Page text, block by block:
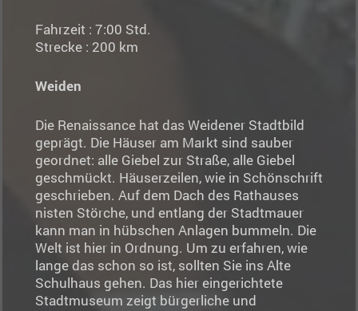
Fahrzeit : 7:00 Std.
Strecke : 200 km
Weiden
Die Renaissance hat das Weidener Stadtbild
geprägt. Die Häuser am Markt sind sauber
geordnet: alle Giebel zur Straße, alle Giebel
geschmückt. Häuserzeilen, wie in Schönschrift
geschrieben. Auf dem Dach des Rathauses
nisten Störche, und entlang der Stadtmauer
kann man in hübschen Anlagen bummeln. Die
Welt ist hier in Ordnung. Um zu erfahren, wie
lange das schon so ist, sollten Sie ins Alte
Schulhaus gehen. Das hier eingerichtete
Stadtmuseum zeigt bürgerliche und